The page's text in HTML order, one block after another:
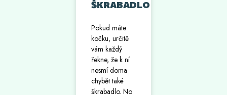
ŠKRABADLO
Pokud máte
kočku, určitě
vám každý
řekne, že k ní
nesmí doma
chybět také
škrabadlo. No